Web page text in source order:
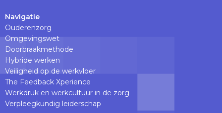
Navigatie
Ouderenzorg
Omgevingswet
Doorbraakmethode
Hybride werken
Veiligheid op de werkvloer
The Feedback Xperience
Werkdruk en werkcultuur in de zorg
Verpleegkundig leiderschap